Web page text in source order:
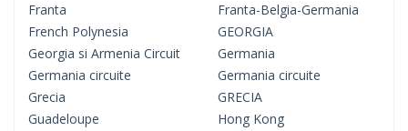
Franta
Franta-Belgia-Germania
French Polynesia
GEORGIA
Georgia si Armenia Circuit
Germania
Germania circuite
Germania circuite
Grecia
GRECIA
Guadeloupe
Hong Kong